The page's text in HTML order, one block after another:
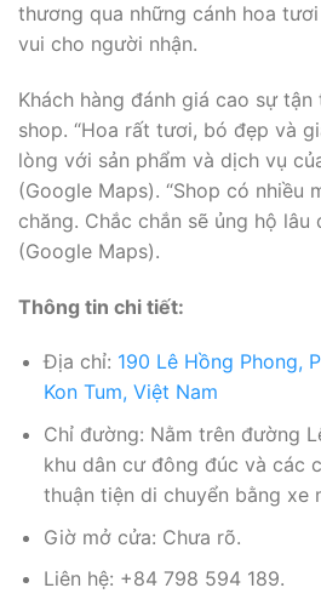
thương qua những cánh hoa
vui cho người nhận.
Khách hàng đánh giá cao sự
shop. “Hoa rất tươi, bó đẹp và
lòng với sản phẩm và dịch vụ
(Google Maps). “Shop có nhiều
chăng. Chắc chắn sẽ ủng hộ lâu
(Google Maps).
Thông tin chi tiết:
Địa chỉ: 190 Lê Hồng Phong,
Kon Tum, Việt Nam
Chỉ đường: Nằm trên đường
khu dân cư đông đúc và các
thuận tiện di chuyển bằng xe
Giờ mở cửa: Chưa rõ.
Liên hệ: +84 798 594 189.